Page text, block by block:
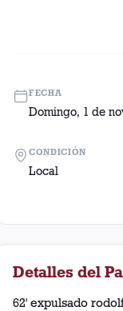
FECHA
Domingo, 1 de
CONDICIÓN
Local
Detalles del
62' expulsado